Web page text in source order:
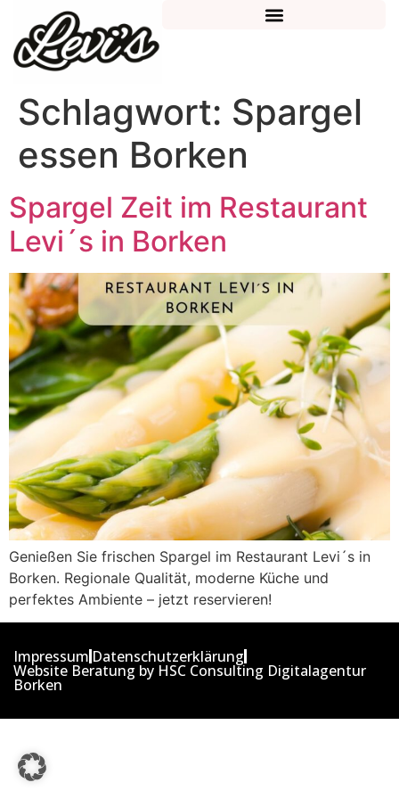
Schlagwort: Spargel
essen Borken
Spargel Zeit im Restaurant
Levi´s in Borken
Genießen Sie frischen Spargel im Restaurant Levi´s in
Borken. Regionale Qualität, moderne Küche und
perfektes Ambiente – jetzt reservieren!
Impressum Datenschutzerklärung
Website Beratung by HSC Consulting Digitalagentur
Borken